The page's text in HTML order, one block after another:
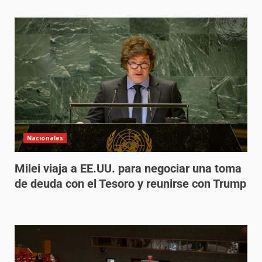
Nacionales
Milei viaja a EE.UU. para negociar una toma
de deuda con el Tesoro y reunirse con Trump